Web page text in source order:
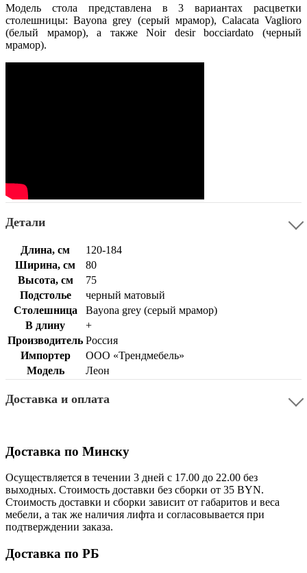
Модель стола представлена в 3 вариантах расцветки
столешницы: Bayona grey (серый мрамор), Calacata Vaglioro
(белый мрамор), а также Noir desir bocciardato (черный
мрамор).
Детали
Длина, см
120-184
Ширина, см
80
Высота, см
75
Подстолье
черный матовый
Столешница
Bayona grey (серый мрамор)
В длину
+
Производитель Россия
Импортер
ООО «Трендмебель»
Модель
Леон
Доставка и оплата
Доставка по Минску
Осуществляется в течении 3 дней с 17.00 до 22.00 без
выходных. Стоимость доставки без сборки от 35 BYN.
Стоимость доставки и сборки зависит от габаритов и веса
мебели, а так же наличия лифта и согласовывается при
подтверждении заказа.
Доставка по РБ